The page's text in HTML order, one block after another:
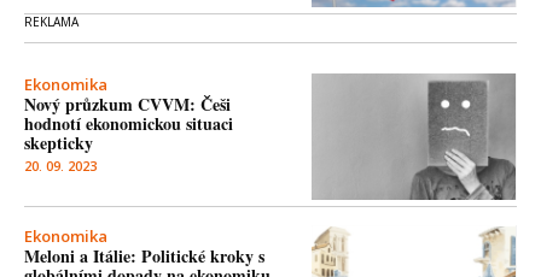
Ekonomika
Nový průzkum CVVM: Češi
hodnotí ekonomickou situaci
skepticky
20. 09. 2023
Ekonomika
Meloni a Itálie: Politické kroky s